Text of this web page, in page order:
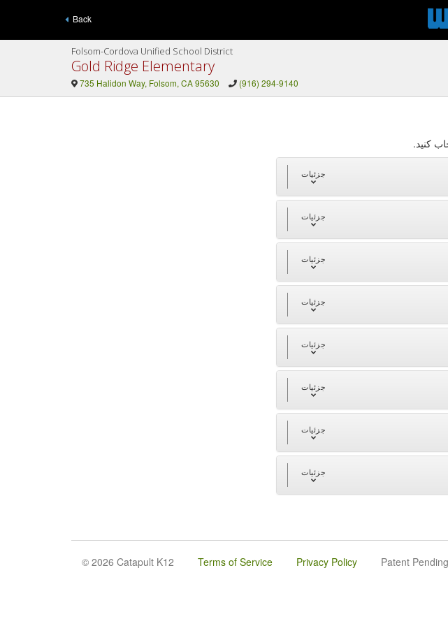
Back
Folsom-Cordova Unified School District
Gold Ridge Elementary
735 Halidon Way, Folsom, CA 95630 (916) 294-9140
کنید.
جزئیات
جزئیات
جزئیات
جزئیات
جزئیات
جزئیات
جزئیات
جزئیات
© 2026 Catapult K12 Terms of Service Privacy Policy Patent